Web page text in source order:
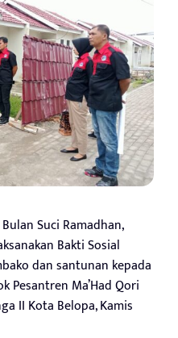
Suci Ramadhan,
Bakti Sosial
dan santunan kepada
Pesantren Ma’Had Qori
II Kota Belopa, Kamis